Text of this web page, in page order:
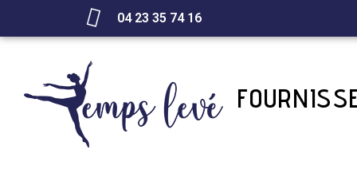
04 23 35 74 16